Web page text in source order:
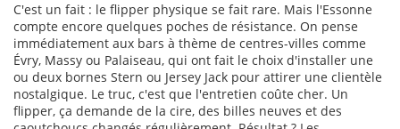
C'est un fait : le flipper physique se fait rare. Mais l'Essonne
compte encore quelques poches de résistance. On pense
immédiatement aux bars à thème de centres-villes comme
Évry, Massy ou Palaiseau, qui ont fait le choix d'installer une
ou deux bornes Stern ou Jersey Jack pour attirer une clientèle
nostalgique. Le truc, c'est que l'entretien coûte cher. Un
flipper, ça demande de la cire, des billes neuves et des